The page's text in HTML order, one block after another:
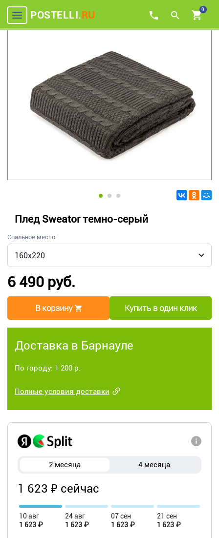
POSTELLI.RU 0
Плед Sweator темно-серый
Спальное место
6 490 руб.
В корзину Купить в один клик
Доставка в Барнауле
По городу: 1 200 р.
Полные условия доставки
2 месяца 4 месяца
1 623 ₽ сейчас
10 авг
1 623 ₽
24 авг
1 623 ₽
07 сен
1 623 ₽
21 сен
1 623 ₽